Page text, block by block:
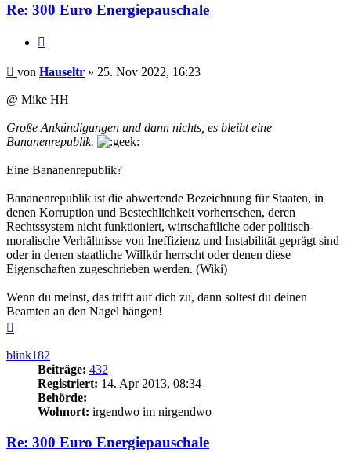
Re: 300 Euro Energiepauschale
Beitrag
von Hauseltr » 25. Nov 2022, 16:23
@ Mike HH
Große Ankündigungen und dann nichts, es bleibt eine
Bananenrepublik.
Eine Bananenrepublik?
Bananenrepublik ist die abwertende Bezeichnung für Staaten, in
denen Korruption und Bestechlichkeit vorherrschen, deren
Rechtssystem nicht funktioniert, wirtschaftliche oder politisch-
moralische Verhältnisse von Ineffizienz und Instabilität geprägt sind
oder in denen staatliche Willkür herrscht oder denen diese
Eigenschaften zugeschrieben werden. (Wiki)
Wenn du meinst, das trifft auf dich zu, dann soltest du deinen
Beamten an den Nagel hängen!
blink182
Beiträge: 432
Registriert: 14. Apr 2013, 08:34
Behörde:
Wohnort: irgendwo im nirgendwo
Re: 300 Euro Energiepauschale